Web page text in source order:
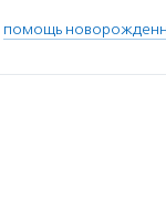
помощь